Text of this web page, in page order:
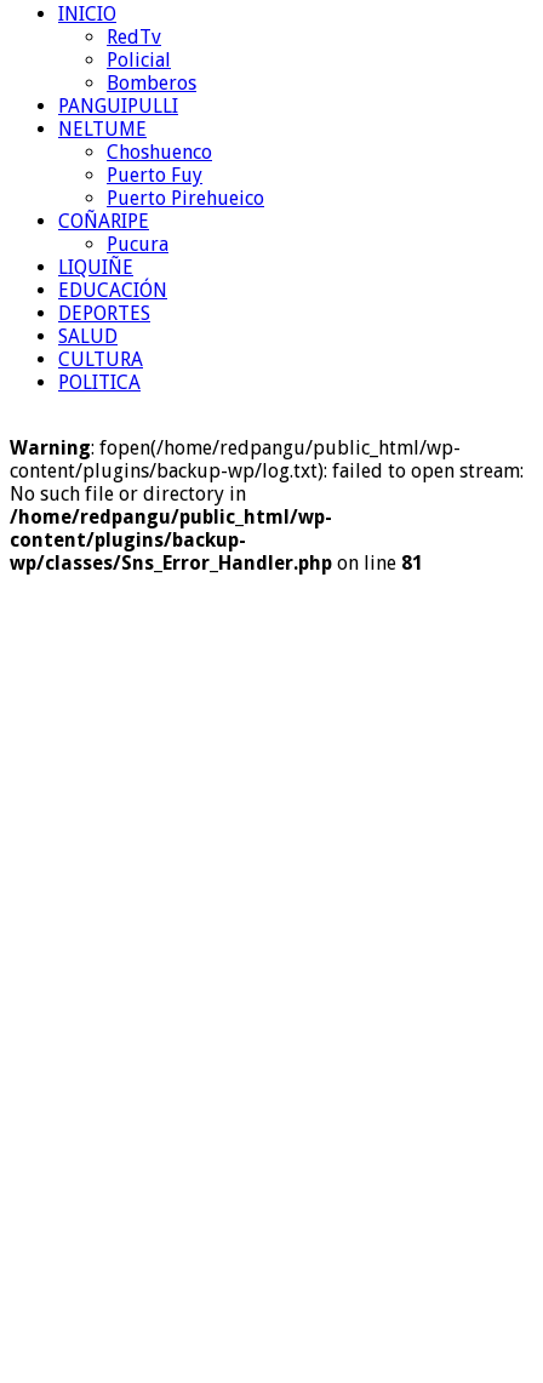
INICIO
RedTv
Policial
Bomberos
PANGUIPULLI
NELTUME
Choshuenco
Puerto Fuy
Puerto Pirehueico
COÑARIPE
Pucura
LIQUIÑE
EDUCACIÓN
DEPORTES
SALUD
CULTURA
POLITICA
Warning: fopen(/home/redpangu/public_html/wp-
content/plugins/backup-wp/log.txt): failed to open stream:
No such file or directory in
/home/redpangu/public_html/wp-
content/plugins/backup-
wp/classes/Sns_Error_Handler.php on line 81